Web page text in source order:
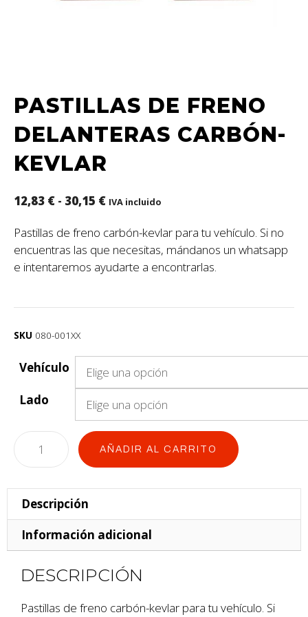
PASTILLAS DE FRENO
DELANTERAS CARBÓN-
KEVLAR
12,83 € - 30,15 € IVA incluido
Pastillas de freno carbón-kevlar para tu vehículo. Si no
encuentras las que necesitas, mándanos un whatsapp
e intentaremos ayudarte a encontrarlas.
SKU 080-001XX
Vehículo
Lado
AÑADIR AL CARRITO
Descripción
Información adicional
DESCRIPCIÓN
Pastillas de freno carbón-kevlar para tu vehículo. Si